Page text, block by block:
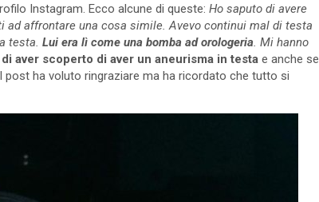
Instagram. Ecco alcune di queste: Ho saputo di avere
affrontare una cosa simile. Avevo continui mal di testa
testa. Lui era lì come una bomba ad orologeria . Mi hanno
aver scoperto di aver un aneurisma in testa e anche se
ha voluto ringraziare ma ha ricordato che tutto si